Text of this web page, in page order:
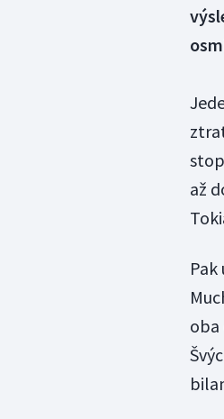
až
oba